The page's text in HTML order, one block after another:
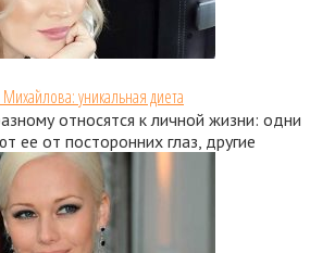
Михайлова: уникальная диета
относятся к личной жизни: одни
ее от посторонних глаз, другие